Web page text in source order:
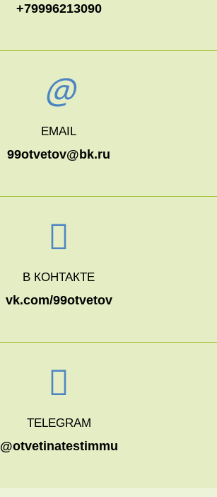
+79996213090
EMAIL
99otvetov@bk.ru
В КОНТАКТЕ
vk.com/99otvetov
TELEGRAM
@otvetinatestimmu